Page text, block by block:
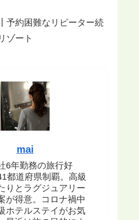
予約困難なリピーター続
ゾート
mai
6年勤務の旅行好
都道府県制覇。高級
りとラグジュアリー
が得意。コロナ禍中
ホテルステイがお気